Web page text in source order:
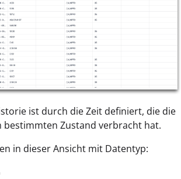
ist durch die Zeit definiert, die die
bestimmten Zustand verbracht hat.
in dieser Ansicht mit Datentyp: